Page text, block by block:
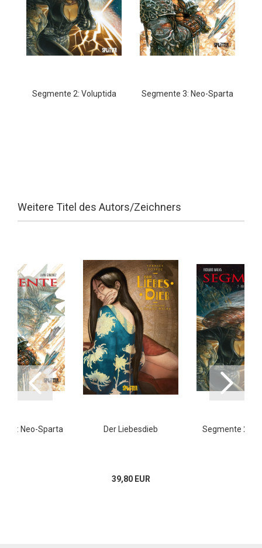
Segmente 2: Voluptida Segmente 3: Neo-Sparta
Weitere Titel des Autors/Zeichners
3: Neo-Sparta Der Liebesdieb
39,80 EUR
Segmente 2: